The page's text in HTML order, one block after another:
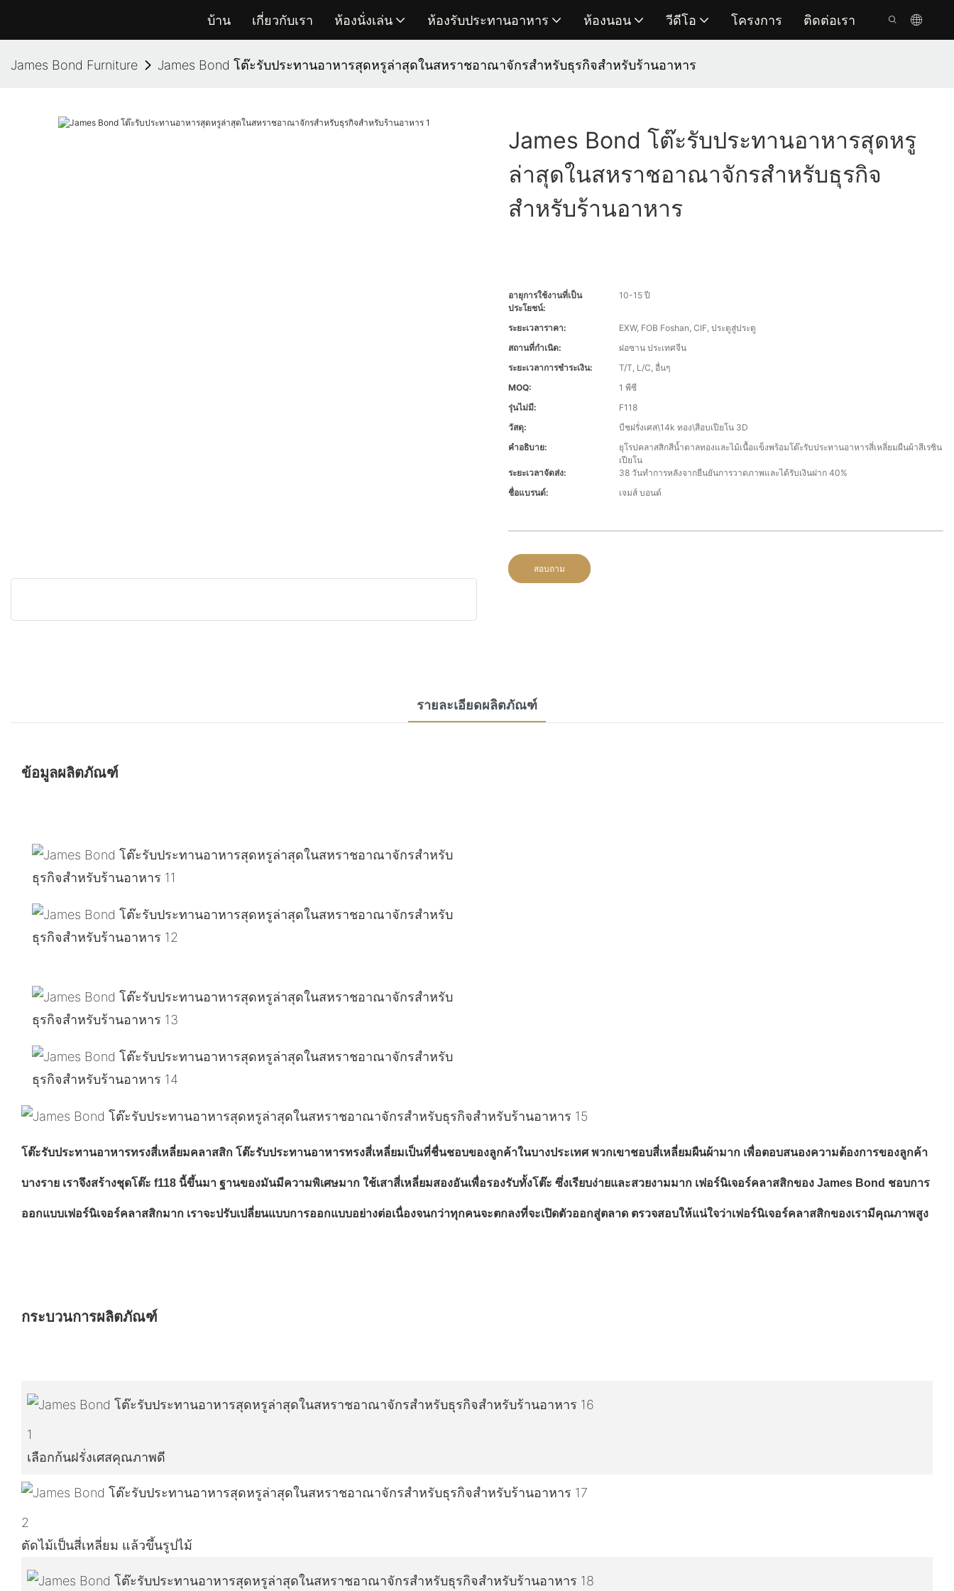
บ้าน เกี่ยวกับเรา ห้องนั่งเล่น ห้องรับประทานอาหาร ห้องนอน วีดีโอ โครงการ ติดต่อเรา
James Bond Furniture James Bond โต๊ะรับประทานอาหารสุดหรูล่าสุดในสหราชอาณาจักรสำหรับธุรกิจสำหรับร้านอาหาร
James Bond โต๊ะรับประทานอาหารสุดหรู
ล่าสุดในสหราชอาณาจักรสำหรับธุรกิจ
สำหรับร้านอาหาร
อายุการใช้งานที่เป็น
ประโยชน์:
10-15 ปี
ระยะเวลาราคา:
EXW, FOB Foshan, CIF, ประตูสู่ประตู
สถานที่กำเนิด:
ฝอซาน ประเทศจีน
ระยะเวลาการชำระเงิน:
T/T, L/C, อื่นๆ
MOQ:
1 พีซี
รุ่นไม่มี:
F118
วัสดุ:
บีชฝรั่งเศส\14k ทอง\สีอบเปียโน 3D
คำอธิบาย:
ยุโรปคลาสสิกสีน้ำตาลทองและไม้เนื้อแข็งพร้อมโต๊ะรับประทานอาหารสี่เหลี่ยมผืนผ้าสีเรซิน
เปียโน
ระยะเวลาจัดส่ง:
38 วันทำการหลังจากยืนยันการวาดภาพและได้รับเงินฝาก 40%
ชื่อแบรนด์:
เจมส์ บอนด์
สอบถาม
รายละเอียดผลิตภัณฑ์
ข้อมูลผลิตภัณฑ์
โต๊ะรับประทานอาหารทรงสี่เหลี่ยมคลาสสิก โต๊ะรับประทานอาหารทรงสี่เหลี่ยมเป็นที่ชื่นชอบของลูกค้าในบางประเทศ พวกเขาชอบสี่เหลี่ยมผืนผ้ามาก เพื่อตอบสนองความต้องการของลูกค้า
บางราย เราจึงสร้างชุดโต๊ะ f118 นี้ขึ้นมา ฐานของมันมีความพิเศษมาก ใช้เสาสี่เหลี่ยมสองอันเพื่อรองรับทั้งโต๊ะ ซึ่งเรียบง่ายและสวยงามมาก เฟอร์นิเจอร์คลาสสิกของ James Bond ชอบการ
ออกแบบเฟอร์นิเจอร์คลาสสิกมาก เราจะปรับเปลี่ยนแบบการออกแบบอย่างต่อเนื่องจนกว่าทุกคนจะตกลงที่จะเปิดตัวออกสู่ตลาด ตรวจสอบให้แน่ใจว่าเฟอร์นิเจอร์คลาสสิกของเรามีคุณภาพสูง
กระบวนการผลิตภัณฑ์
1
เลือกก้นฝรั่งเศสคุณภาพดี
2
ตัดไม้เป็นสี่เหลี่ยม แล้วขึ้นรูปไม้